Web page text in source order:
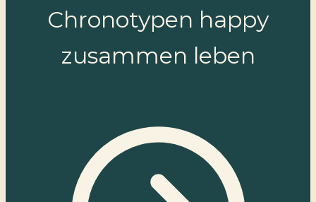
Chronotypen happy
zusammen leben